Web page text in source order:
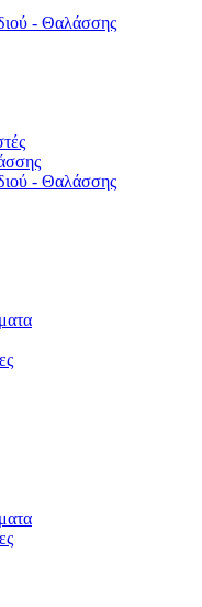
- Θαλάσσης
- Θαλάσσης